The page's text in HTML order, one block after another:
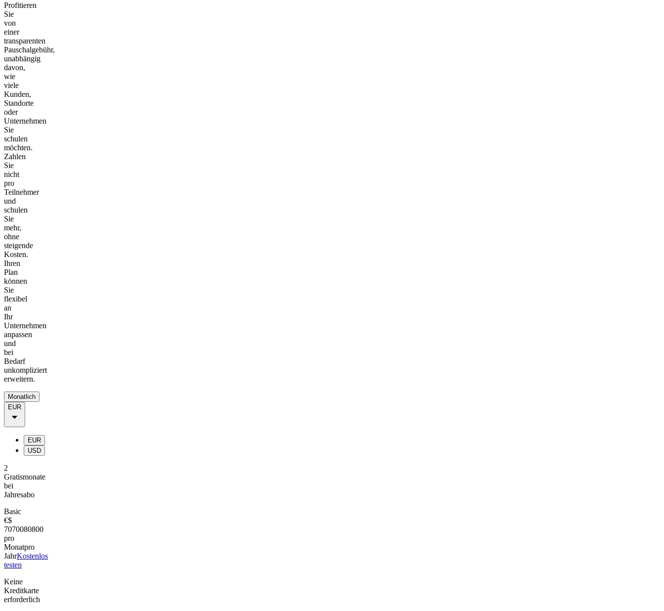
Profitieren
Sie
von
einer
transparenten
Pauschalgebühr,
unabhängig
davon,
wie
viele
Kunden,
Standorte
oder
Unternehmen
Sie
schulen
möchten.
Zahlen
Sie
nicht
pro
Teilnehmer
und
schulen
Sie
mehr,
ohne
steigende
Kosten.
Ihren
Plan
können
Sie
flexibel
an
Ihr
Unternehmen
anpassen
und
bei
Bedarf
unkompliziert
erweitern.
Monatlich
EUR
EUR
USD
2
Gratismonate
bei
Jahresabo
Basic
€$
7070080800
pro
Monatpro
JahrKostenlos
testen
Keine
Kreditkarte
erforderlich